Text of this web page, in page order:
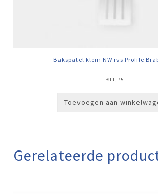
Bakspatel klein NW rvs Profile
€11,75
Toevoegen aan
Gerelateerde